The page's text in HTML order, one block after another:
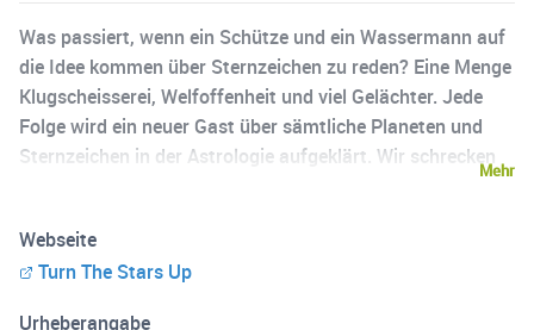
Was passiert, wenn ein Schütze und ein Wassermann auf
die Idee kommen über Sternzeichen zu reden? Eine Menge
Klugscheisserei, Welfoffenheit und viel Gelächter. Jede
Folge wird ein neuer Gast über sämtliche Planeten und
Sternzeichen in der Astrologie aufgeklärt. Wir schrecken
ausgelassen. Um es in Young Thugs Worten zu sagen:
turn the fuck up. Schreibt uns auf:
Mehr
Webseite
Turn The Stars Up
Urheberangabe